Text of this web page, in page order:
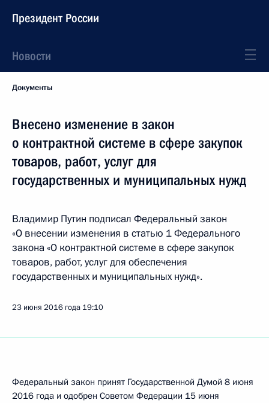
Президент России
Новости
Документы
Внесено изменение в закон
о контрактной системе в сфере закупок
товаров, работ, услуг для
государственных и муниципальных нужд
Владимир Путин подписал Федеральный закон
«О внесении изменения в статью 1 Федерального
закона «О контрактной системе в сфере закупок
товаров, работ, услуг для обеспечения
государственных и муниципальных нужд».
23 июня 2016 года 19:10
Федеральный закон принят Государственной Думой 8 июня
2016 года и одобрен Советом Федерации 15 июня